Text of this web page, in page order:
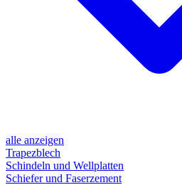
alle anzeigen
Trapezblech
Schindeln und Wellplatten
Schiefer und Faserzement